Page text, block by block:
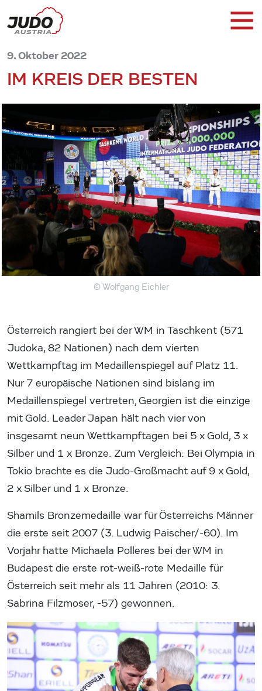
9. Oktober 2022
IM KREIS DER BESTEN
© Wolfgang Eichler
Österreich rangiert bei der WM in Taschkent (571
Judoka, 82 Nationen) nach dem vierten
Wettkampftag im Medaillenspiegel auf Platz 11.
Nur 7 europäische Nationen sind bislang im
Medaillenspiegel vertreten, Georgien ist die einzige
mit Gold. Leader Japan hält nach vier von
insgesamt neun Wettkampftagen bei 5 x Gold, 3 x
Silber und 1 x Bronze. Zum Vergleich: Bei Olympia in
Tokio brachte es die Judo-Großmacht auf 9 x Gold,
2 x Silber und 1 x Bronze.
Shamils Bronzemedaille war für Österreichs Männer
die erste seit 2007 (3. Ludwig Paischer/-60). Im
Vorjahr hatte Michaela Polleres bei der WM in
Budapest die erste rot-weiß-rote Medaille für
Österreich seit mehr als 11 Jahren (2010: 3.
Sabrina Filzmoser, -57) gewonnen.